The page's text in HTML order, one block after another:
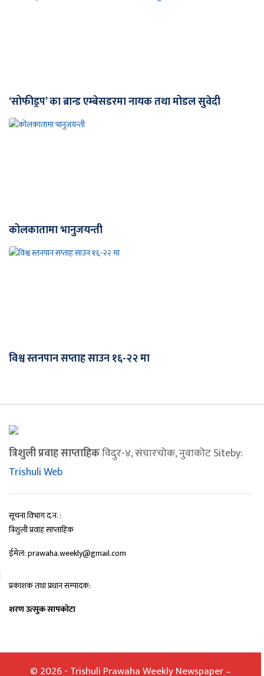
‘सोफीड्रप’ का ब्रान्ड एम्बेसडरमा नायक तथा मोडल सुवेदी
कोलकातामा भानुजयन्ती
विश्व स्तनपान सप्ताह साउन १६-२२ मा
त्रिशुली प्रवाह साप्ताहिकविदुर-४, संचारचोक, नुवाकोट Siteby:
Trishuli Web
सूचना विभाग द.न. :
त्रिशुली प्रवाह साप्ताहिक
ईमेल: prawaha.weekly@gmail.com
प्रकाशक तथा प्रधान सम्पादक:
शरण उत्सुक सापकोटा
© 2026 - Trishuli Prawaha Weekly Newspaper –